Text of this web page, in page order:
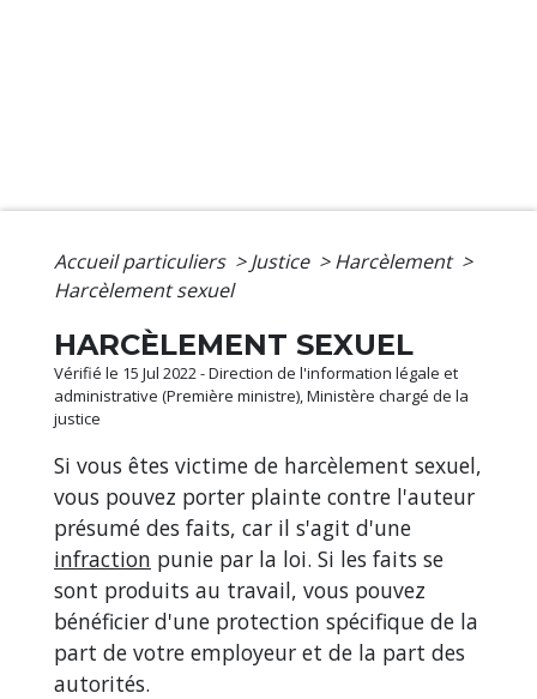
Accueil particuliers > Justice > Harcèlement >
Harcèlement sexuel
HARCÈLEMENT SEXUEL
Vérifié le 15 Jul 2022 - Direction de l'information légale et
administrative (Première ministre), Ministère chargé de la
justice
Si vous êtes victime de harcèlement sexuel,
vous pouvez porter plainte contre l'auteur
présumé des faits, car il s'agit d'une
infraction punie par la loi. Si les faits se
sont produits au travail, vous pouvez
bénéficier d'une protection spécifique de la
part de votre employeur et de la part des
autorités.